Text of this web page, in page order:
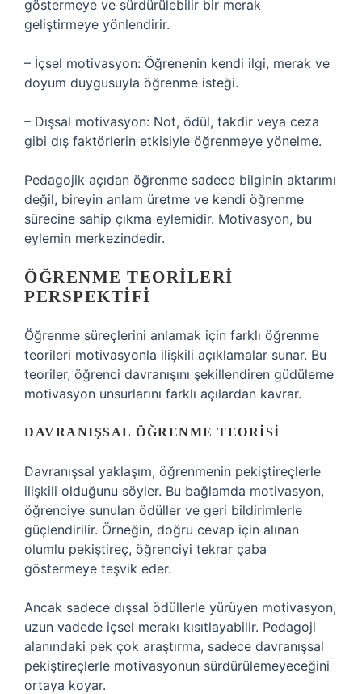
göstermeye ve sürdürülebilir bir merak
geliştirmeye yönlendirir.
– İçsel motivasyon: Öğrenenin kendi ilgi, merak ve
doyum duygusuyla öğrenme isteği.
– Dışsal motivasyon: Not, ödül, takdir veya ceza
gibi dış faktörlerin etkisiyle öğrenmeye yönelme.
Pedagojik açıdan öğrenme sadece bilginin aktarımı
değil, bireyin anlam üretme ve kendi öğrenme
sürecine sahip çıkma eylemidir. Motivasyon, bu
eylemin merkezindedir.
ÖĞRENME TEORILERI
PERSPEKTIFI
Öğrenme süreçlerini anlamak için farklı öğrenme
teorileri motivasyonla ilişkili açıklamalar sunar. Bu
teoriler, öğrenci davranışını şekillendiren güdüleme
motivasyon unsurlarını farklı açılardan kavrar.
DAVRANIŞSAL ÖĞRENME TEORISI
Davranışsal yaklaşım, öğrenmenin pekiştireçlerle
ilişkili olduğunu söyler. Bu bağlamda motivasyon,
öğrenciye sunulan ödüller ve geri bildirimlerle
güçlendirilir. Örneğin, doğru cevap için alınan
olumlu pekiştireç, öğrenciyi tekrar çaba
göstermeye teşvik eder.
Ancak sadece dışsal ödüllerle yürüyen motivasyon,
uzun vadede içsel merakı kısıtlayabilir. Pedagoji
alanındaki pek çok araştırma, sadece davranışsal
pekiştireçlerle motivasyonun sürdürülemeyeceğini
ortaya koyar.